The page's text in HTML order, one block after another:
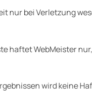
nur bei Verletzung
haftet WebMeister
wird keine